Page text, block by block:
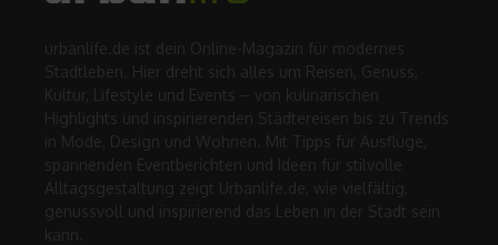
urbanlife.de ist dein Online-Magazin für modernes
Stadtleben. Hier dreht sich alles um Reisen, Genuss,
Kultur, Lifestyle und Events – von kulinarischen
Highlights und inspirierenden Städtereisen bis zu Trends
in Mode, Design und Wohnen. Mit Tipps für Ausflüge,
spannenden Eventberichten und Ideen für stilvolle
Alltagsgestaltung zeigt Urbanlife.de, wie vielfältig,
genussvoll und inspirierend das Leben in der Stadt sein
kann.